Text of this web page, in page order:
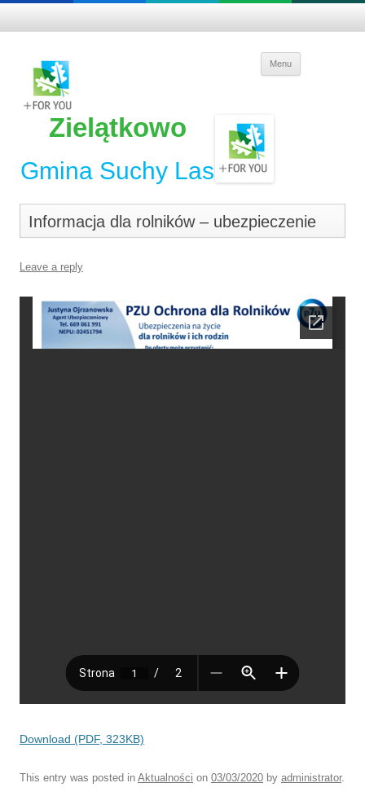
Zielątkowo
Gmina Suchy Las
Menu
Informacja dla rolników – ubezpieczenie
Leave a reply
Download (PDF, 323KB)
This entry was posted in Aktualności on 03/03/2020 by administrator.